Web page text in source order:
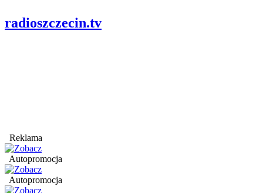
radioszczecin.tv
Reklama
Autopromocja
Autopromocja